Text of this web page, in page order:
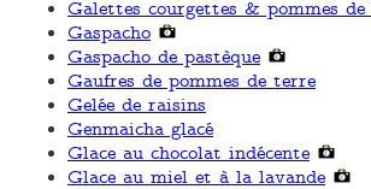
Galettes courgettes & pommes
Gaspacho
Gaspacho de pastèque
Gaufres de pommes de terre
Gelée de raisins
Genmaicha glacé
Glace au chocolat indécente
Glace au miel et à la lavande